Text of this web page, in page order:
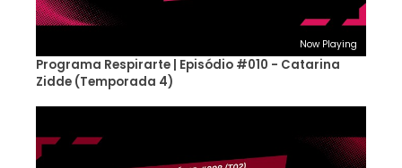
Now Playing
Programa Respirarte | Episódio #010 - Catarina
Zidde (Temporada 4)